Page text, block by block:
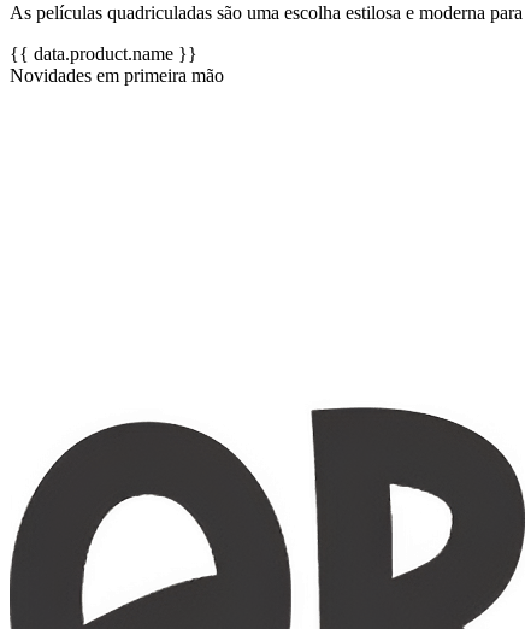
As películas quadriculadas são uma escolha estilosa e moderna
{{ data.product.name }}
Novidades em primeira mão